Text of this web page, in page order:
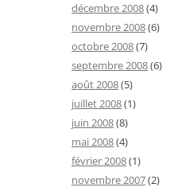
décembre 2008(4)
novembre 2008(6)
octobre 2008(7)
septembre 2008(6)
août 2008(5)
juillet 2008(1)
juin 2008(8)
mai 2008(4)
février 2008(1)
novembre 2007(2)